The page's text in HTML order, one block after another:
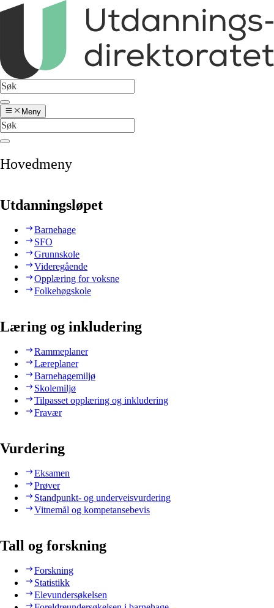
Meny
Hovedmeny
Utdanningsløpet
Barnehage
SFO
Grunnskole
Videregående
Opplæring for voksne
Folkehøgskole
Læring og inkludering
Rammeplaner
Læreplaner
Barnehagemiljø
Skolemiljø
Tilpasset opplæring og inkludering
Fravær
Vurdering
Eksamen
Prøver
Standpunkt- og underveisvurdering
Vitnemål og kompetansebevis
Tall og forskning
Forskning
Statistikk
Elevundersøkelsen